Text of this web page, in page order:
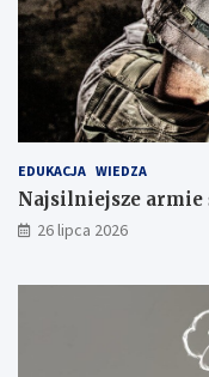
EDUKACJA WIEDZA
Najsilniejsze
26 lipca 2026